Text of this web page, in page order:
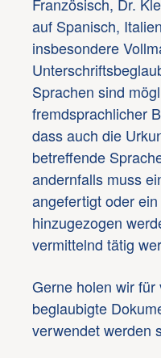
auf Spanisch,
insbesondere
Sprachen sind
fremdsprachlicher
dass auch die
betreffende
andernfalls muss
angefertigt oder
hinzugezogen
vermittelnd tätig
Gerne holen wir
beglaubigte
verwendet werden